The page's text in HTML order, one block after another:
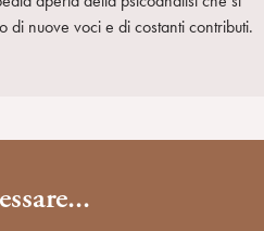
di nuove voci e di costanti contributi.